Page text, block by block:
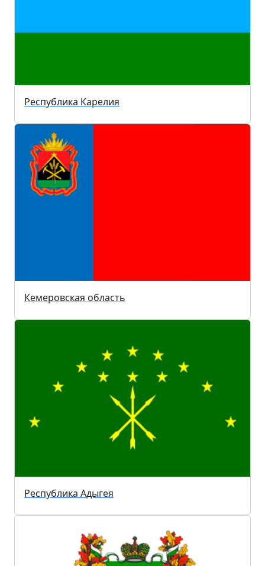
Республика Карелия
Кемеровская область
Республика Адыгея